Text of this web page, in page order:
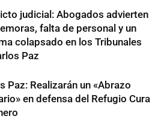
judicial: Abogados advierten
falta de personal y un
colapsado en los Tribunales
Paz
Paz: Realizarán un «Abrazo
en defensa del Refugio Cura